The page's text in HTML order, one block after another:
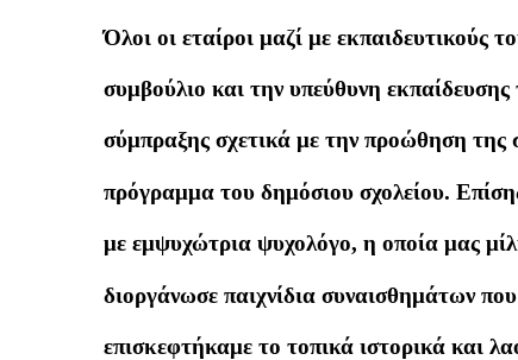
Όλοι οι εταίροι μαζί με εκπαιδευτικούς
συμβούλιο και την υπεύθυνη
σύμπραξης σχετικά με την προώθηση της
πρόγραμμα του δημόσιου σχολείου.
με εμψυχώτρια ψυχολόγο, η οποία μας
διοργάνωσε παιχνίδια συναισθημάτων
επισκεφτήκαμε το τοπικά ιστορικά και